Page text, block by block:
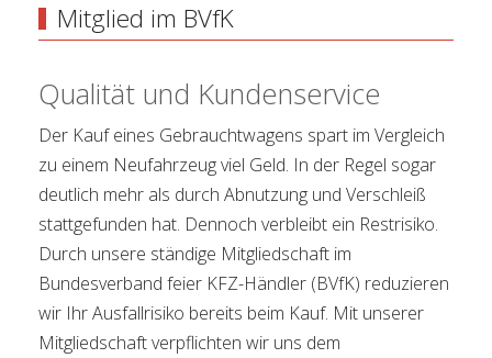
Mitglied im BVfK
Qualität und Kundenservice
Der Kauf eines Gebrauchtwagens spart im Vergleich
zu einem Neufahrzeug viel Geld. In der Regel sogar
deutlich mehr als durch Abnutzung und Verschleiß
stattgefunden hat. Dennoch verbleibt ein Restrisiko.
Durch unsere ständige Mitgliedschaft im
Bundesverband feier KFZ-Händler (BVfK) reduzieren
wir Ihr Ausfallrisiko bereits beim Kauf. Mit unserer
Mitgliedschaft verpflichten wir uns dem